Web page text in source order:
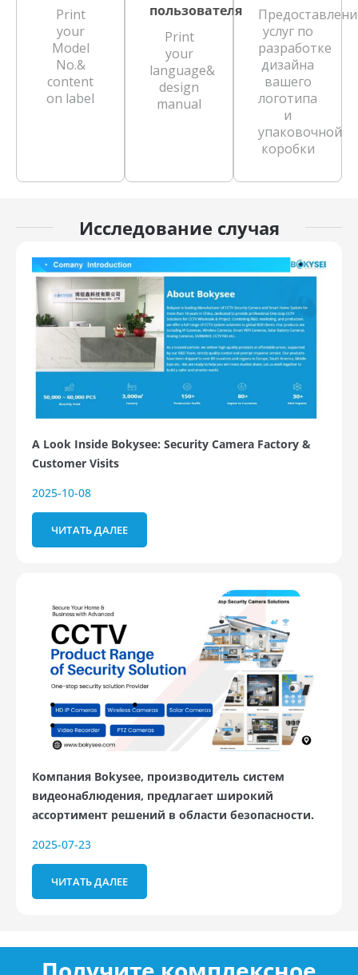
Print
your
Model
No.&
content
on label
пользователя
Print
your
language&
design
manual
услуг по
разработке
дизайна
вашего
логотипа
и
упаковочной
коробки
Исследование случая
A Look Inside Bokysee: Security Camera Factory &
Customer Visits
2025-10-08
ЧИТАТЬ ДАЛЕЕ
Компания Bokysee, производитель систем
видеонаблюдения, предлагает широкий
ассортимент решений в области безопасности.
2025-07-23
ЧИТАТЬ ДАЛЕЕ